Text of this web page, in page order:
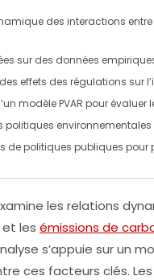
des interactions entre
sur des données
effets des régulations sur l’
modèlePVAR pour évaluer
politiques environnementales
depolitiques publiques pour
les relations
et les émissions de
s’appuie sur un
ces facteurs clés.